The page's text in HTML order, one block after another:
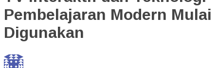
Pembelajaran Modern Mulai
Digunakan